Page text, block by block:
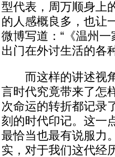
型代表，周万顺身上
的人感概良多，也让
微博写道：“《温州
出门在外讨生活的各
而这样的讲述视角
言时代究竟带来了怎
次命运的转折都记录
刻的时代印记。这一
最恰当也最有说服力
实，对于我们这代经